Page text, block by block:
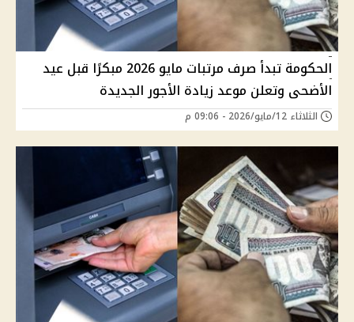
الحكومة تبدأ صرف مرتبات مايو 2026 مبكرًا قبل عيد
الأضحى وتعلن موعد زيادة الأجور الجديدة
الثلاثاء 12/مايو/2026 - 09:06 م